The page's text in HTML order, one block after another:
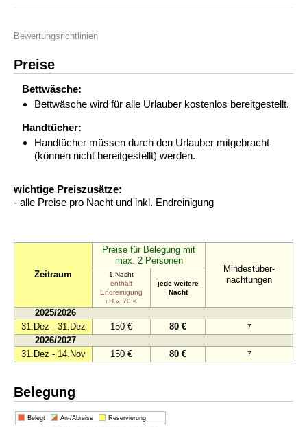
Bewertungsrichtlinien
Preise
Bettwäsche:
Bettwäsche wird für alle Urlauber kostenlos bereitgestellt.
Handtücher:
Handtücher müssen durch den Urlauber mitgebracht
(können nicht bereitgestellt) werden.
wichtige Preiszusätze:
- alle Preise pro Nacht und inkl. Endreinigung
Zeitraum
Preise für Belegung mit
max. 2 Personen
Mindestüber-
nachtungen
1.Nacht
enthält
Endreinigung
i.H.v. 70 €
jede weitere
Nacht
2025/2026
31.Dez - 31.Dez
150 € 80 € 7
2026/2027
31.Dez - 14.Nov
150 € 80 € 7
Belegung
Belegt An-/Abreise Reservierung